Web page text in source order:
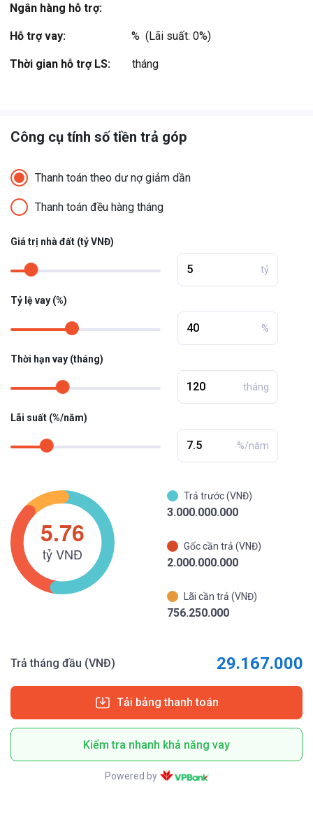
Ngân hàng hỗ trợ:
Hỗ trợ vay: %  (Lãi suất: 0%)
Thời gian hỗ trợ LS: tháng
Công cụ tính số tiền trả góp
Thanh toán theo dư nợ giảm dần
Thanh toán đều hàng tháng
Giá trị nhà đất (tỷ VNĐ)
tỷ
Tỷ lệ vay (%)
%
Thời hạn vay (tháng)
tháng
Lãi suất (%/năm)
%/năm
Trả trước (VNĐ)
3.000.000.000
Gốc cần trả (VNĐ)
2.000.000.000
Lãi cần trả (VNĐ)
756.250.000
Trả tháng đầu (VNĐ) 29.167.000
Tải bảng thanh toán
Kiểm tra nhanh khả năng vay
Powered by